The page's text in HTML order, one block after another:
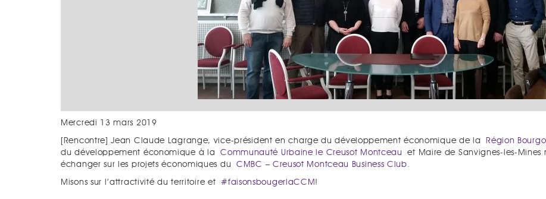
Mercredi 13 mars 2019
[Rencontre] Jean Claude Lagrange, vice-président en charge du développement économique de la Région
du développement économique à laCommunauté Urbaine le Creusot Montceau
et Maire de Sanvignes-les-
échanger sur les projets économiques du CMBC – Creusot Montceau Business Club.
Misons sur l’attractivité du territoire et #faisonsbougerlaCCM !